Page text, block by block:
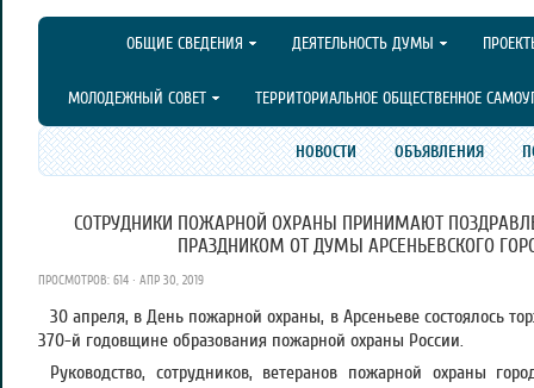
ОБЩИЕ СВЕДЕНИЯ ДЕЯТЕЛЬНОСТЬ ДУМЫ
МОЛОДЕЖНЫЙ СОВЕТ ТЕРРИТОРИАЛЬНОЕ ОБЩЕСТВЕННОЕ
НОВОСТИ ОБЪЯВЛЕНИЯ
СОТРУДНИКИ ПОЖАРНОЙ ОХРАНЫ ПРИНИМАЮТ
ПРАЗДНИКОМ ОТ ДУМЫ АРСЕНЬЕВСКОГО
ПРОСМОТРОВ: 614 · АПР 30, 2019
30 апреля, в День пожарной охраны, в Арсеньеве состоялось
370-й годовщине образования пожарной охраны России.
Руководство, сотрудников, ветеранов пожарной охраны